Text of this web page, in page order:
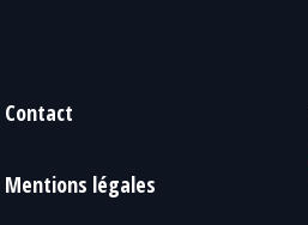
Contact
Mentions légales